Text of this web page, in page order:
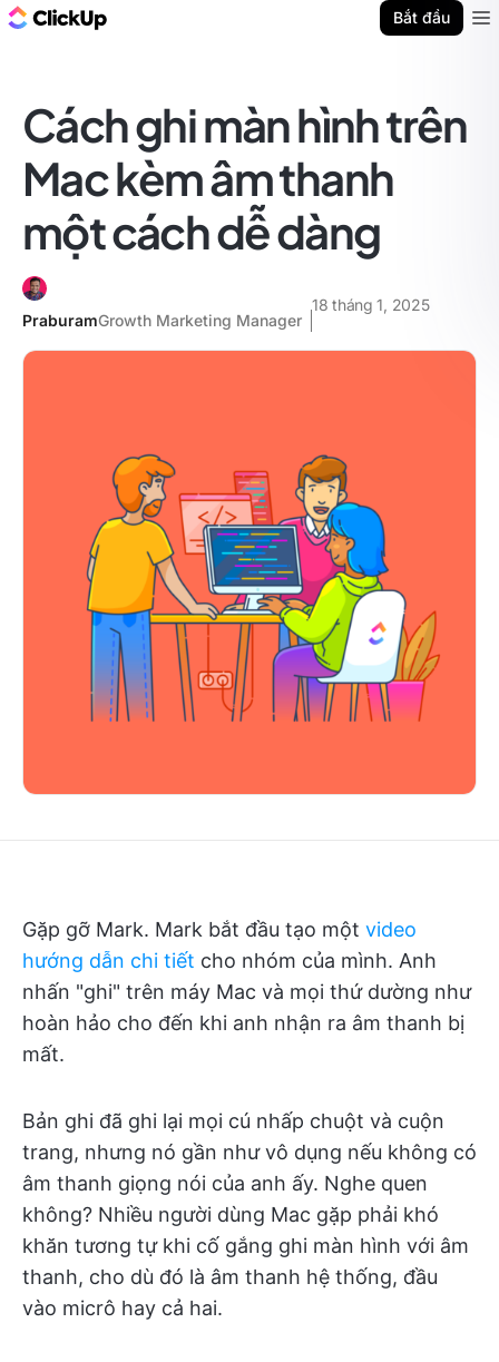
Bắt đầu
Cách ghi màn hình trên
Mac kèm âm thanh
một cách dễ dàng
PraburamGrowth Marketing Manager
18 tháng 1, 2025
Gặp gỡ Mark. Mark bắt đầu tạo một video
hướng dẫn chi tiết cho nhóm của mình. Anh
nhấn "ghi" trên máy Mac và mọi thứ dường như
hoàn hảo cho đến khi anh nhận ra âm thanh bị
mất.
Bản ghi đã ghi lại mọi cú nhấp chuột và cuộn
trang, nhưng nó gần như vô dụng nếu không có
âm thanh giọng nói của anh ấy. Nghe quen
không? Nhiều người dùng Mac gặp phải khó
khăn tương tự khi cố gắng ghi màn hình với âm
thanh, cho dù đó là âm thanh hệ thống, đầu
vào micrô hay cả hai.